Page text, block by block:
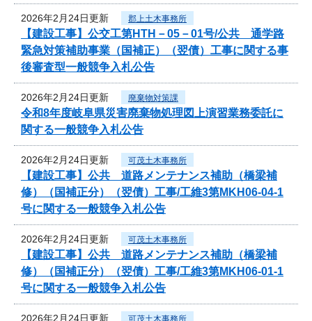
2026年2月24日更新 郡上土木事務所
【建設工事】公交工第HTH－05－01号/公共 通学路
緊急対策補助事業（国補正）（翌債）工事に関する事
後審査型一般競争入札公告
2026年2月24日更新 廃棄物対策課
令和8年度岐阜県災害廃棄物処理図上演習業務委託に
関する一般競争入札公告
2026年2月24日更新 可茂土木事務所
【建設工事】公共 道路メンテナンス補助（橋梁補
修）（国補正分）（翌債）工事/工維3第MKH06-04-1
号に関する一般競争入札公告
2026年2月24日更新 可茂土木事務所
【建設工事】公共 道路メンテナンス補助（橋梁補
修）（国補正分）（翌債）工事/工維3第MKH06-01-1
号に関する一般競争入札公告
2026年2月24日更新 可茂土木事務所